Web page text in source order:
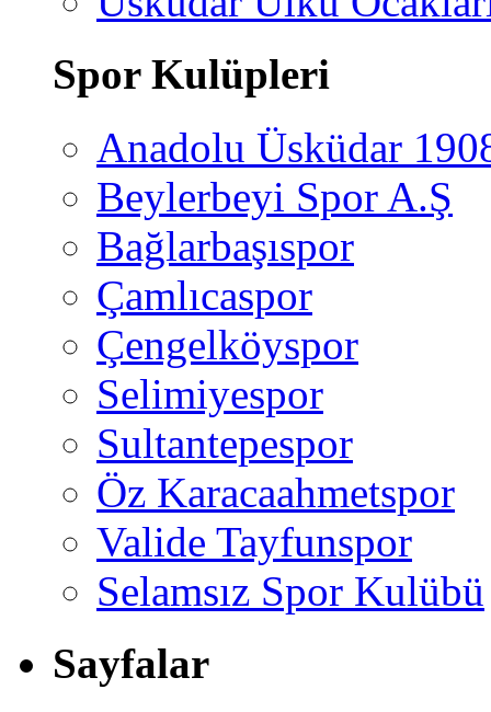
Spor Kulüpleri
Anadolu Üsküdar
Beylerbeyi Spor A.Ş
Bağlarbaşıspor
Çamlıcaspor
Çengelköyspor
Selimiyespor
Sultantepespor
Öz Karacaahmetspor
Valide Tayfunspor
Selamsız Spor Kulübü
Sayfalar